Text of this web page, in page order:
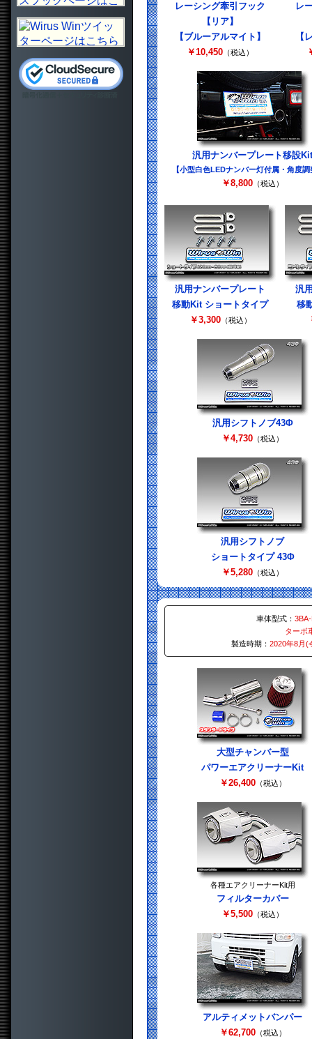
レーシング牽引フック
【リア】
【ブルーアルマイト】
￥10,450 （税込）
レ
【
汎用ナンバープレート移設Kit
【小型白色LEDナンバー灯付属・角度調
￥8,800 （税込）
汎用ナンバープレート
移動Kit ショートタイプ
￥3,300（税込）
汎
移
汎用シフトノブ43Φ
￥4,730 （税込）
汎用シフトノブ
ショートタイプ 43Φ
￥5,280 （税込）
車体型式：
ターボ
製造時期： 2020年8月(
大型チャンバー型
パワーエアクリーナーKit
￥26,400（税込）
各種エアクリーナーKit用
フィルターカバー
￥5,500 （税込）
アルティメットバンパー
￥62,700（税込）